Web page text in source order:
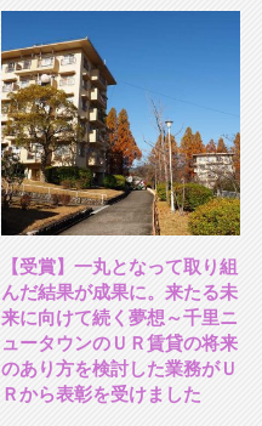
【受賞】一丸となって取り組
んだ結果が成果に。来たる未
来に向けて続く夢想～千里ニ
ュータウンのＵＲ賃貸の将来
のあり方を検討した業務がＵ
Ｒから表彰を受けました